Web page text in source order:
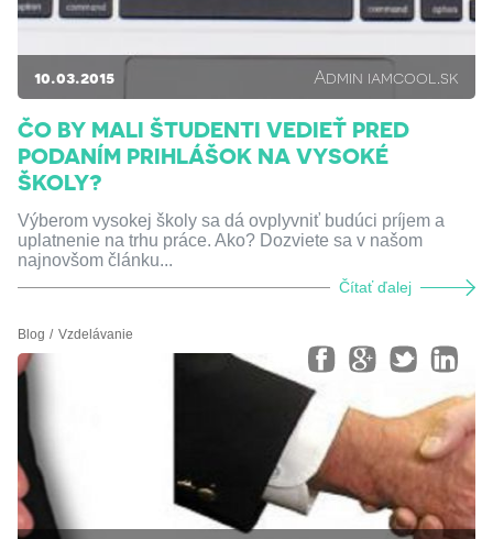
10.03.2015 Admin iamcool.sk
ČO BY MALI ŠTUDENTI VEDIEŤ PRED
PODANÍM PRIHLÁŠOK NA VYSOKÉ
ŠKOLY?
Výberom vysokej školy sa dá ovplyvniť budúci príjem a
uplatnenie na trhu práce. Ako? Dozviete sa v našom
najnovšom článku...
Čítať ďalej
Blog Vzdelávanie